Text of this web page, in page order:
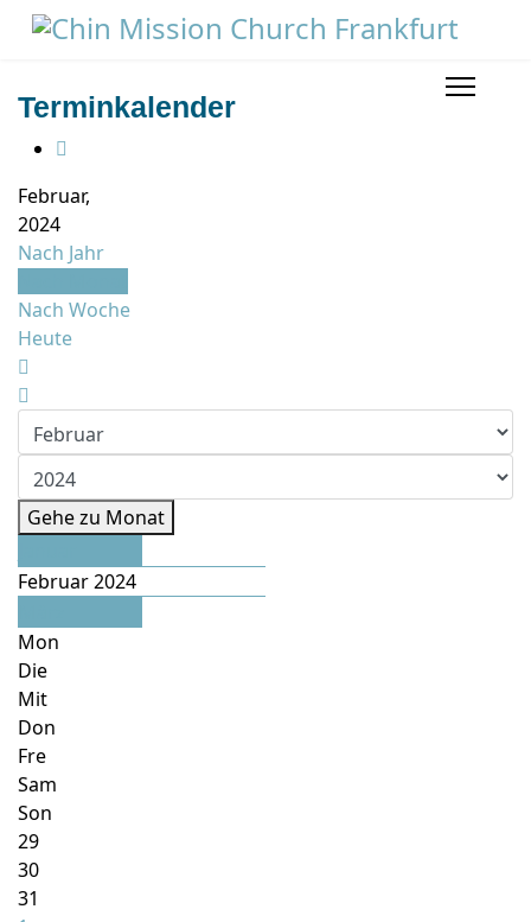
Terminkalender
Februar,
2024
Nach Jahr
Nach Woche
Heute
Gehe zu Monat
Februar 2024
Mon
Die
Mit
Don
Fre
Sam
Son
29
30
31